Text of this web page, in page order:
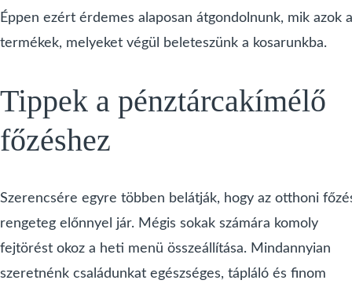
Éppen ezért érdemes alaposan átgondolnunk, mik azok a
termékek, melyeket végül beleteszünk a kosarunkba.
Tippek a pénztárcakímélő
főzéshez
Szerencsére egyre többen belátják, hogy az otthoni
rengeteg előnnyel jár. Mégis sokak számára komoly
fejtörést okoz a heti menü összeállítása. Mindannyian
szeretnénk családunkat egészséges, tápláló és finom